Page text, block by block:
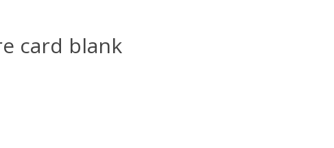
card blank